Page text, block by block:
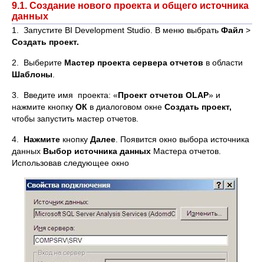
9.1. Создание нового проекта и общего источника
данных
1. Запустите BI Development Studio. В меню выбрать Файл >
Создать проект.
2. Выберите Мастер проекта сервера отчетов в области
Шаблоны
3. Введите имя проекта: «Проект отчетов OLAP» и
нажмите кнопку ОК в диалоговом окне Создать проект,
чтобы запустить мастер отчетов.
4. Нажмите кнопку Далее . Появится окно выбора источника
данных Выбор источника данных Мастера отчетов.
Использовав следующее окно